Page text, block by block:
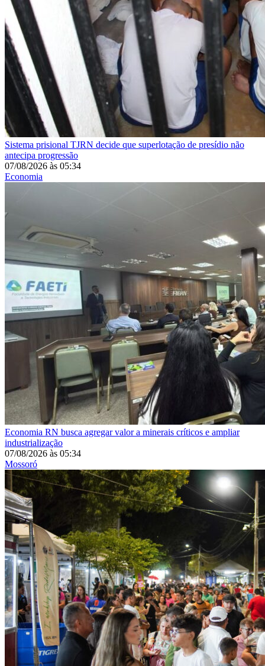
Sistema prisional TJRN decide que superlotação de presídio não
antecipa progressão
07/08/2026 às 05:34
Economia
Economia RN busca agregar valor a minerais críticos e ampliar
industrialização
07/08/2026 às 05:34
Mossoró